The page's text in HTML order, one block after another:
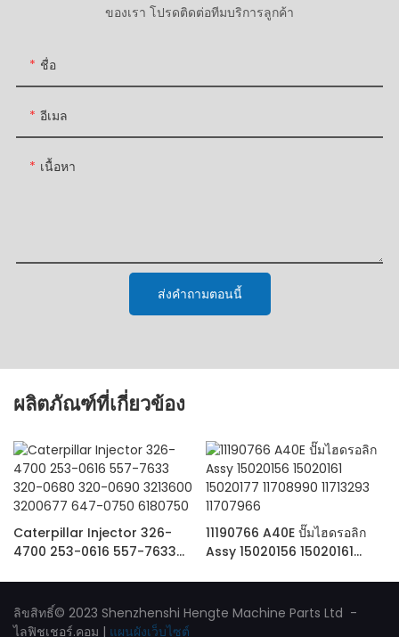
ของเรา โปรดติดต่อทีมบริการลูกค้า
ชื่อ
อีเมล
เนื้อหา
ส่งคำถามตอนนี้
ผลิตภัณฑ์ที่เกี่ยวข้อง
Caterpillar Injector 326-
4700 253-0616 557-7633
6180750
11190766 A40E ปั๊มไฮดรอลิก
Assy 15020156 15020161
ลิขสิทธิ์© 2023 Shenzhenshi Hengte Machine Parts Ltd -
ไลฟิชเชอร์.คอม | แผนผังเว็บไซต์